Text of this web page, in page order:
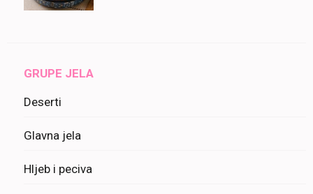
GRUPE JELA
Deserti
Glavna jela
Hljeb i peciva